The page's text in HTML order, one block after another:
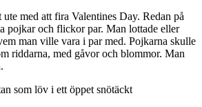
med att fira Valentines Day. Redan på
pojkar och flickor par. Man lottade eller
man ville vara i par med. Pojkarna skulle
riddarna, med gåvor och blommor. Man